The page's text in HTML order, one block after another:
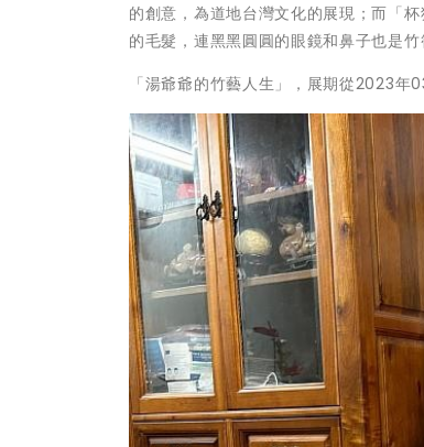
的創意，為道地台灣文化的展現；而「
的毛髮，連黑黑圓圓的眼鏡和鼻子也是
「湯爺爺的竹藝人生」，展期從2023年